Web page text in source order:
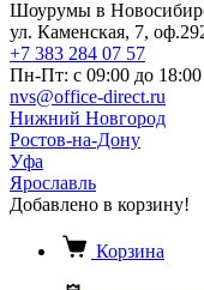
Шоурумы в
ул. Каменская, 7,
+7 383 284 07 57
Пн-Пт: с 09:00 до 18:00
nvs@office-direct.ru
Нижний Новгород
Ростов-на-Дону
Уфа
Ярославль
Добавлено в корзину!
Корзина